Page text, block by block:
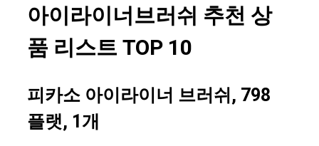
아이라이너브러쉬 추천 상
품 리스트 TOP 10
피카소 아이라이너 브러쉬, 798
플랫, 1개